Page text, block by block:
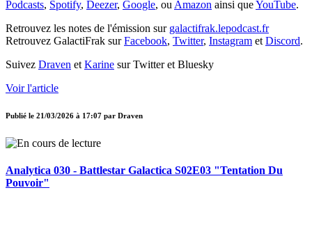
Podcasts, Spotify, Deezer, Google, ou Amazon ainsi queYouTube.
Retrouvez les notes de l'émission sur galactifrak.lepodcast.fr
Retrouvez GalactiFrak surFacebook, Twitter, Instagram et Discord.
Suivez Draven et Karine sur Twitter et Bluesky
Voir l'article
Publié le 21/03/2026 à 17:07 par Draven
Analytica 030 - Battlestar Galactica S02E03 "Tentation Du
Pouvoir"